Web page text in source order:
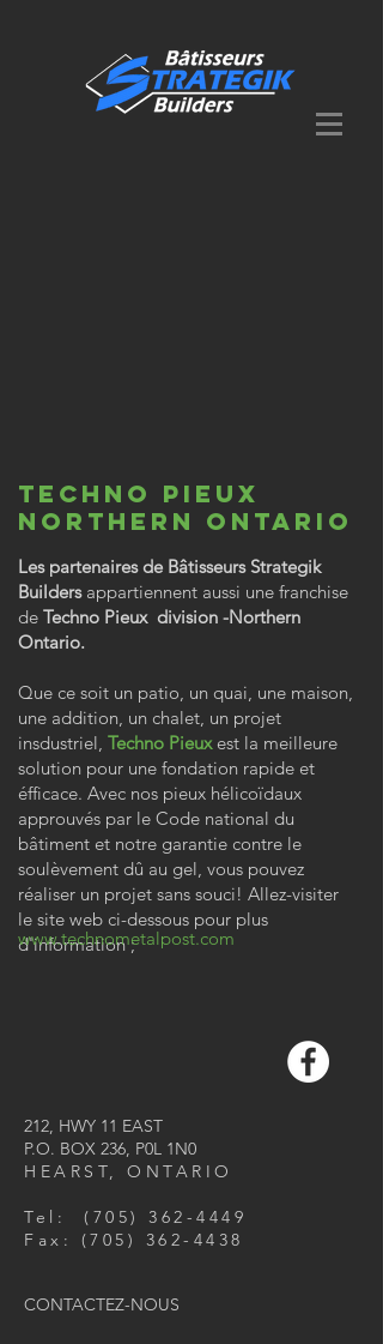
techno pIEUX
northern ontario
Les partenaires de Bâtisseurs Strategik
Buildersappartiennent aussi une franchise
de Techno Pieux division -Northern
Ontario.
Que ce soit un patio, un quai, une maison,
une addition, un chalet, un projet
insdustriel, Techno Pieuxest la meilleure
solution pour une fondation rapide et
éfficace. Avec nos pieux hélicoïdaux
approuvés par le Code national du
bâtiment et notre garantie contre le
soulèvement dû au gel, vous pouvez
réaliser un projet sans souci! Allez-visiter
le site web ci-dessous pour plus
d'information ;
www.technometalpost.com
212, HWY 11 EAST
P.O. BOX 236, P0L 1N0
HEARST, ONTARIO
Tel: (705) 362-4449
Fax: (705) 362-4438
CONTACTEZ-NOUS